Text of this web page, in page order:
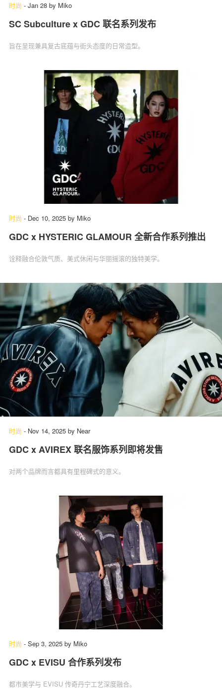
时尚 - Jan 28 by Miko
SC Subculture x GDC 联名系列发布
旨在呈现兼具复古底蕴与街头态度的日常造型。
时尚 - Dec 10, 2025 by Miko
GDC x HYSTERIC GLAMOUR 全新合作系列推出
诠释融合伦敦气质、美式休闲与华丽摇滚的独特美学。
时尚 - Nov 14, 2025 by Near
GDC x AVIREX 联名服饰系列即将发售
对两个品牌而言都具有里程碑式的意义。
时尚 - Sep 3, 2025 by Miko
GDC x EVISU 合作系列发布
都市美学与 EVISU 传奇丹宁工艺深度融合。